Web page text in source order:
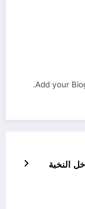
Add your
النخبة